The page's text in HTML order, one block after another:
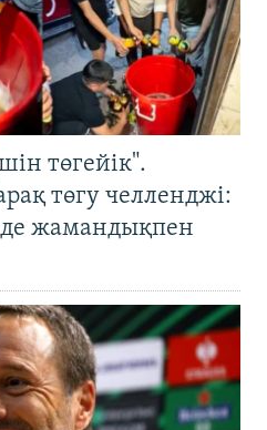
төгейік".
төгу челленджі:
жамандықпен